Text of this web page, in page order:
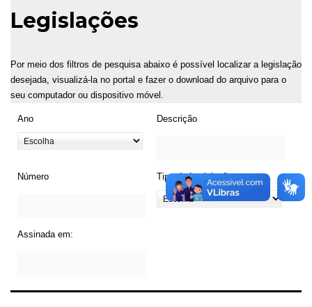
Legislações
Por meio dos filtros de pesquisa abaixo é possível localizar a legislação
desejada, visualizá-la no portal e fazer o download do arquivo para o
seu computador ou dispositivo móvel.
Ano Descrição
Número Tipo de Legislação
Assinada em: